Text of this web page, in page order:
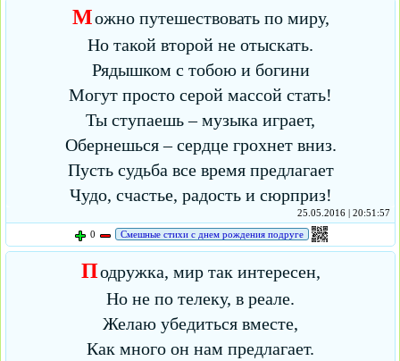
Можно путешествовать по миру,
Но такой второй не отыскать.
Рядышком с тобою и богини
Могут просто серой массой стать!
Ты ступаешь – музыка играет,
Обернешься – сердце грохнет вниз.
Пусть судьба все время предлагает
Чудо, счастье, радость и сюрприз!
25.05.2016 | 20:51:57
0
Смешные стихи с днем рождения подруге
Подружка, мир так интересен,
Но не по телеку, в реале.
Желаю убедиться вместе,
Как много он нам предлагает.